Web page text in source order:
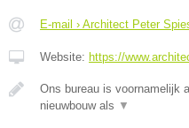
E-mail › Architect Peter
Website: https://
Ons bureau is voornamelijk
nieuwbouw als ▼